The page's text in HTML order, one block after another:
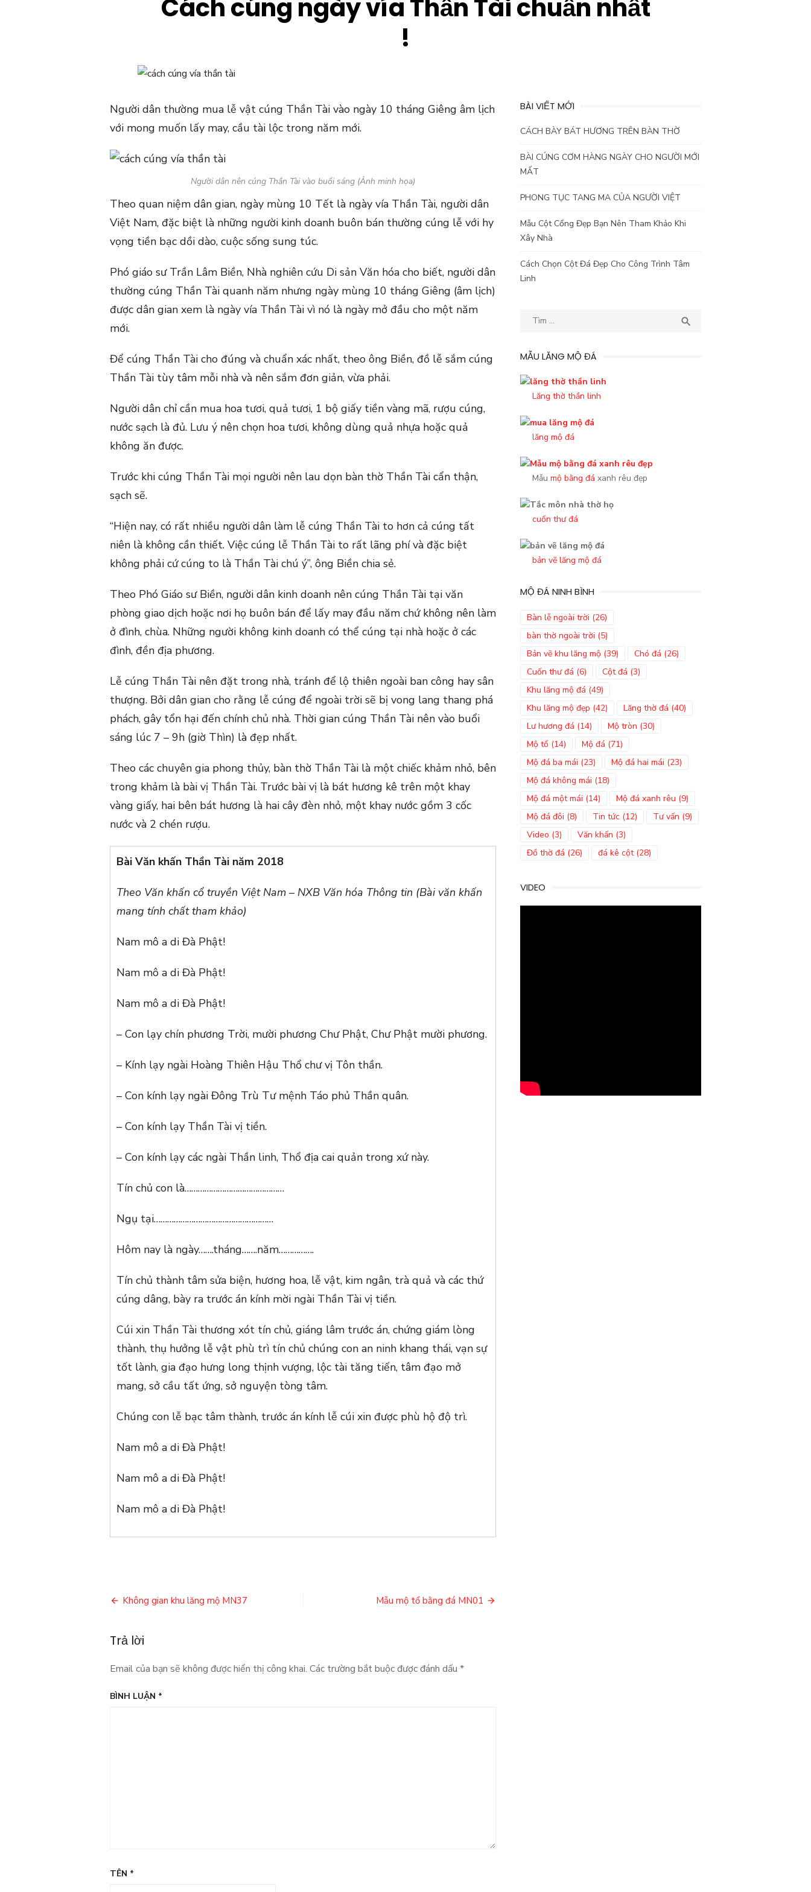
Cách cúng ngày vía Thần Tài chuẩn nhất
!
Người dân thường mua lễ vật cúng Thần Tài vào ngày 10 tháng Giêng âm lịch
với mong muốn lấy may, cầu tài lộc trong năm mới.
Người dân nên cúng Thần Tài vào buổi sáng (Ảnh minh họa)
Theo quan niệm dân gian, ngày mùng 10 Tết là ngày vía Thần Tài, người dân
Việt Nam, đặc biệt là những người kinh doanh buôn bán thường cúng lễ với hy
vọng tiền bạc dồi dào, cuộc sống sung túc.
Phó giáo sư Trần Lâm Biền, Nhà nghiên cứu Di sản Văn hóa cho biết, người dân
thường cúng Thần Tài quanh năm nhưng ngày mùng 10 tháng Giêng (âm lịch)
được dân gian xem là ngày vía Thần Tài vì nó là ngày mở đầu cho một năm
mới.
Để cúng Thần Tài cho đúng và chuẩn xác nhất, theo ông Biền, đồ lễ sắm cúng
Thần Tài tùy tâm mỗi nhà và nên sắm đơn giản, vừa phải.
Người dân chỉ cần mua hoa tươi, quả tươi, 1 bộ giấy tiền vàng mã, rượu cúng,
nước sạch là đủ. Lưu ý nên chọn hoa tươi, không dùng quả nhựa hoặc quả
không ăn được.
Trước khi cúng Thần Tài mọi người nên lau dọn bàn thờ Thần Tài cẩn thận,
sạch sẽ.
“Hiện nay, có rất nhiều người dân làm lễ cúng Thần Tài to hơn cả cúng tất
niên là không cần thiết. Việc cúng lễ Thần Tài to rất lãng phí và đặc biệt
không phải cứ cúng to là Thần Tài chú ý”, ông Biền chia sẻ.
Theo Phó Giáo sư Biền, người dân kinh doanh nên cúng Thần Tài tại văn
phòng giao dịch hoặc nơi họ buôn bán để lấy may đầu năm chứ không nên làm
ở đình, chùa. Những người không kinh doanh có thể cúng tại nhà hoặc ở các
đình, đền địa phương.
Lễ cúng Thần Tài nên đặt trong nhà, tránh để lộ thiên ngoài ban công hay sân
thượng. Bởi dân gian cho rằng lễ cúng để ngoài trời sẽ bị vong lang thang phá
phách, gây tổn hại đến chính chủ nhà. Thời gian cúng Thần Tài nên vào buổi
sáng lúc 7 – 9h (giờ Thìn) là đẹp nhất.
Theo các chuyên gia phong thủy, bàn thờ Thần Tài là một chiếc khảm nhỏ, bên
trong khảm là bài vị Thần Tài. Trước bài vị là bát hương kê trên một khay
vàng giấy, hai bên bát hương là hai cây đèn nhỏ, một khay nước gồm 3 cốc
nước và 2 chén rượu.
Bài Văn khấn Thần Tài năm 2018
Theo Văn khấn cổ truyền Việt Nam – NXB Văn hóa Thông tin (Bài văn khấn
mang tính chất tham khảo)
Nam mô a di Đà Phật!
Nam mô a di Đà Phật!
Nam mô a di Đà Phật!
– Con lạy chín phương Trời, mười phương Chư Phật, Chư Phật mười phương.
– Kính lạy ngài Hoàng Thiên Hậu Thổ chư vị Tôn thần.
– Con kính lạy ngài Đông Trù Tư mệnh Táo phủ Thần quân.
– Con kính lạy Thần Tài vị tiền.
– Con kính lạy các ngài Thần linh, Thổ địa cai quản trong xứ này.
Tín chủ con là………………………………………
Ngụ tại………………………………………………
Hôm nay là ngày…….tháng…….năm…………….
Tín chủ thành tâm sửa biện, hương hoa, lễ vật, kim ngân, trà quả và các thứ
cúng dâng, bày ra trước án kính mời ngài Thần Tài vị tiền.
Cúi xin Thần Tài thương xót tín chủ, giáng lâm trước án, chứng giám lòng
thành, thụ hưởng lễ vật phù trì tín chủ chúng con an ninh khang thái, vạn sự
tốt lành, gia đạo hưng long thịnh vượng, lộc tài tăng tiến, tâm đạo mở
mang, sở cầu tất ứng, sở nguyện tòng tâm.
Chúng con lễ bạc tâm thành, trước án kính lễ cúi xin được phù hộ độ trì.
Nam mô a di Đà Phật!
Nam mô a di Đà Phật!
Nam mô a di Đà Phật!
Điều
bài
viết
Không gian khu lăng mộ MN37 Mẫu mộ tổ bằng đá MN01
Trả lời
Email của bạn sẽ không được hiển thị công khai. Các trường bắt buộc được đánh dấu *
BÌNH LUẬN *
TÊN *
BÀI VIẾT MỚI
CÁCH BÀY BÁT HƯƠNG TRÊN BÀN THỜ
BÀI CÚNG CƠM HÀNG NGÀY CHO NGƯỜI MỚI
MẤT
PHONG TỤC TANG MA CỦA NGƯỜI VIỆT
Mẫu Cột Cổng Đẹp Bạn Nên Tham Khảo Khi
Xây Nhà
Cách Chọn Cột Đá Đẹp Cho Công Trình Tâm
Linh
kiếm
cho:

MẪU LĂNG MỘ ĐÁ
Lăng thờ thần linh
lăng mộ đá
Mẫu mộ bằng đá xanh rêu đẹp
cuốn thư đá
bản vẽ lăng mộ đá
MỘ ĐÁ NINH BÌNH
Bàn lễ ngoài trời (26)
bàn thờ ngoài trời (5)
Bản vẽ khu lăng mộ (39) Chó đá (26)
Cuốn thư đá (6) Cột đá (3)
Khu lăng mộ đá (49)
Khu lăng mộ đẹp (42) Lăng thờ đá (40)
Lư hương đá (14) Mộ tròn (30)
Mộ tổ (14) Mộ đá (71)
Mộ đá ba mái (23) Mộ đá hai mái (23)
Mộ đá không mái (18)
Mộ đá một mái (14) Mộ đá xanh rêu (9)
Mộ đá đôi (8) Tin tức (12) Tư vấn (9)
Video (3) Văn khấn (3)
Đồ thờ đá (26) đá kê cột(28)
VIDEO